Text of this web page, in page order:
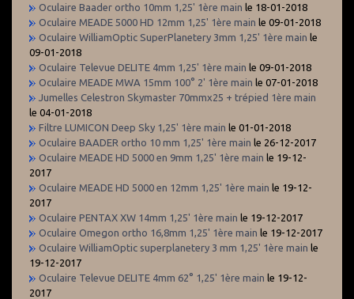
Oculaire Baader ortho 10mm 1,25' 1ère main le 18-01-2018
Oculaire MEADE 5000 HD 12mm 1,25' 1ère main le 09-01-2018
Oculaire WilliamOptic SuperPlanetery 3mm 1,25' 1ère main le
09-01-2018
Oculaire Televue DELITE 4mm 1,25' 1ère main le 09-01-2018
Oculaire MEADE MWA 15mm 100° 2' 1ère main le 07-01-2018
Jumelles Celestron Skymaster 70mmx25 + trépied 1ère main
le 04-01-2018
Filtre LUMICON Deep Sky 1,25' 1ère main le 01-01-2018
Oculaire BAADER ortho 10 mm 1,25' 1ère main le 26-12-2017
Oculaire MEADE HD 5000 en 9mm 1,25' 1ère main le 19-12-
2017
Oculaire MEADE HD 5000 en 12mm 1,25' 1ère main le 19-12-
2017
Oculaire PENTAX XW 14mm 1,25' 1ère main le 19-12-2017
Oculaire Omegon ortho 16,8mm 1,25' 1ère main le 19-12-2017
Oculaire WilliamOptic superplanetery 3 mm 1,25' 1ère main le
19-12-2017
Oculaire Televue DELITE 4mm 62° 1,25' 1ère main le 19-12-
2017